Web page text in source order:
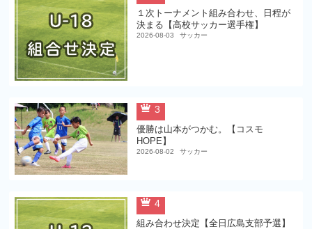
１次トーナメント組み合わせ、日程が
決まる【高校サッカー選手権】
2026-08-03 サッカー
3
優勝は山本がつかむ。【コスモ
HOPE】
2026-08-02 サッカー
4
組み合わせ決定【全日広島支部予選】